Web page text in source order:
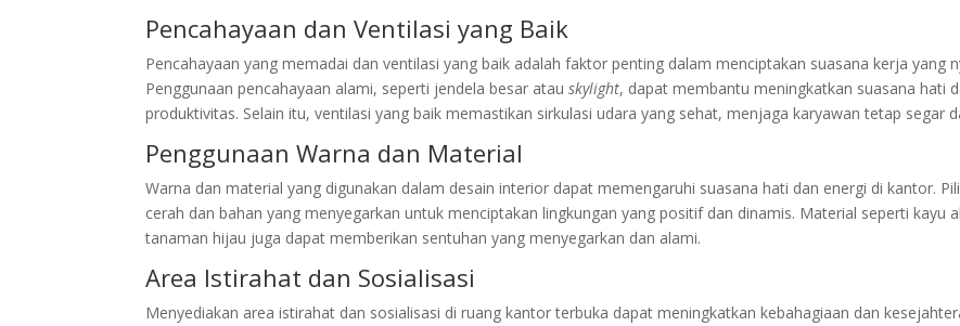
Pencahayaan dan Ventilasi yang Baik
Pencahayaan yang memadai dan ventilasi yang baik adalah faktor penting dalam menciptakan suasana kerja yang
Penggunaan pencahayaan alami, seperti jendela besar atauskylight, dapat membantu meningkatkan suasana hati
produktivitas. Selain itu, ventilasi yang baik memastikan sirkulasi udara yang sehat, menjaga karyawan tetap segar
Penggunaan Warna dan Material
Warna dan material yang digunakan dalam desain interior dapat memengaruhi suasana hati dan energi di kantor.
cerah dan bahan yang menyegarkan untuk menciptakan lingkungan yang positif dan dinamis. Material seperti kayu
tanaman hijau juga dapat memberikan sentuhan yang menyegarkan dan alami.
Area Istirahat dan Sosialisasi
Menyediakan area istirahat dan sosialisasi di ruang kantor terbuka dapat meningkatkan kebahagiaan dan